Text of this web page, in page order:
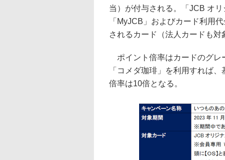
当）が付与される。「JCB オ
「MyJCB」およびカード利用
されるカード（法人カードも対
ポイント倍率はカードのグレ
「コメダ珈琲」を利用すれば
倍率は10倍となる。